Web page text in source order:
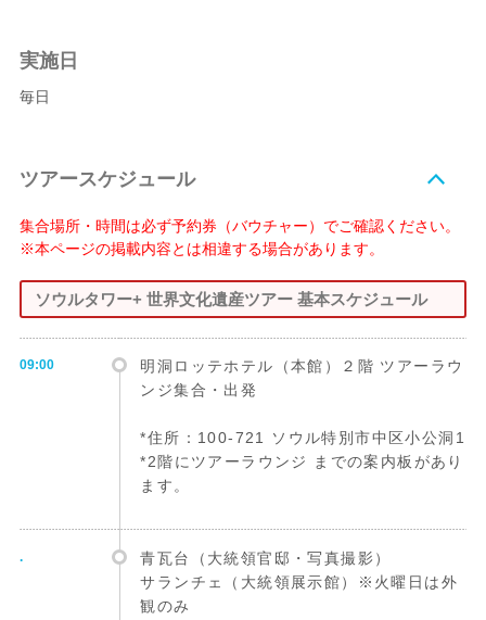
実施日
毎日
ツアースケジュール
集合場所・時間は必ず予約券（バウチャー）でご確認ください。
※本ページの掲載内容とは相違する場合があります。
ソウルタワー+ 世界文化遺産ツアー 基本スケジュール
09:00
明洞ロッテホテル（本館）２階 ツアーラウ
ンジ集合・出発
*住所：100-721 ソウル特別市中区小公洞1
*2階にツアーラウンジ までの案内板があり
ます。
.
青瓦台（大統領官邸・写真撮影）
サランチェ（大統領展示館）※火曜日は外
観のみ